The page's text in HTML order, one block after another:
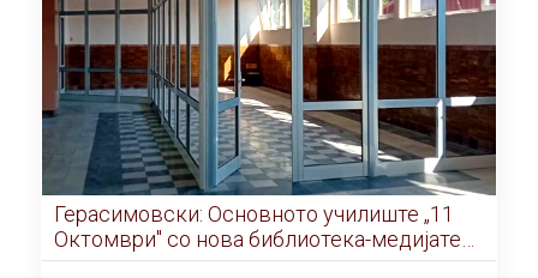
Герасимовски: Основното училиште „11
Октомври" со нова библиотека-медијатека
од септември